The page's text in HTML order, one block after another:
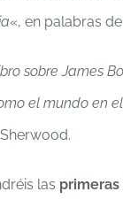
«, en palabras
sobre James
el mundo en
las